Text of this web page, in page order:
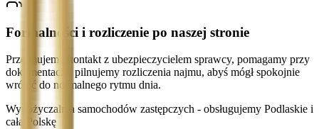
Formalności i rozliczenie po naszej stronie
Przejmujemy kontakt z ubezpieczycielem sprawcy, pomagamy przy
dokumentach i pilnujemy rozliczenia najmu, abyś mógł spokojnie
wrócić do normalnego rytmu dnia.
Wypożyczalnia samochodów zastępczych - obsługujemy Podlaskie i
całą Polskę